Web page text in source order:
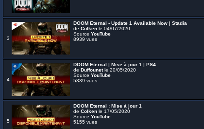
3
DOOM Eternal - Update 1 Available Now | Stadia
de Colken le 04/07/2020
Source YouTube
8939 vues
4
DOOM Eternal | Mise à jour 1 | PS4
de Duffounetle 20/05/2020
Source YouTube
5339 vues
5
DOOM Eternal : Mise à jour 1
de Colken le 17/05/2020
Source YouTube
5155 vues